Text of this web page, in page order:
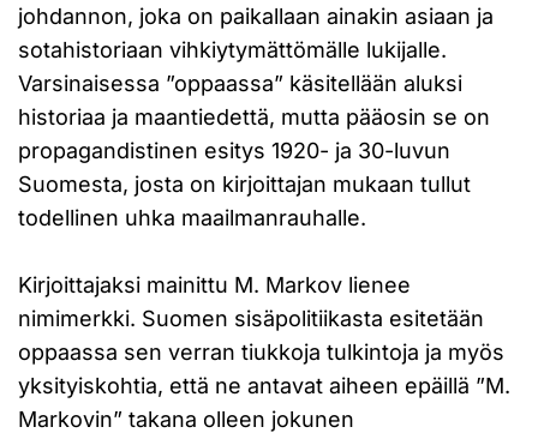
johdannon, joka on paikallaan ainakin asiaan ja
sotahistoriaan vihkiytymättömälle lukijalle.
Varsinaisessa ”oppaassa” käsitellään aluksi
historiaa ja maantiedettä, mutta pääosin se on
propagandistinen esitys 1920- ja 30-luvun
Suomesta, josta on kirjoittajan mukaan tullut
todellinen uhka maailmanrauhalle.
Kirjoittajaksi mainittu M. Markov lienee
nimimerkki. Suomen sisäpolitiikasta esitetään
oppaassa sen verran tiukkoja tulkintoja ja myös
yksityiskohtia, että ne antavat aiheen epäillä ”M.
Markovin” takana olleen jokunen